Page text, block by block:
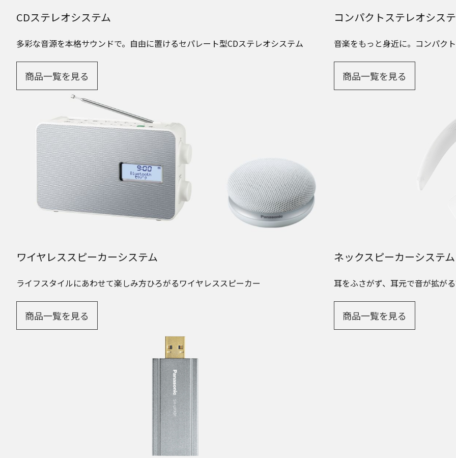
CDステレオシステム
多彩な音源を本格サウンドで。自由に置けるセパレート型CDステレオシステム
商品一覧を見る
コンパクトステレオシス
音楽をもっと身近に。コンパク
商品一覧を見る
ワイヤレススピーカーシステム
ライフスタイルにあわせて楽しみ方ひろがるワイヤレススピーカー
商品一覧を見る
ネックスピーカーシステム
耳をふさがず、耳元で音が拡が
商品一覧を見る